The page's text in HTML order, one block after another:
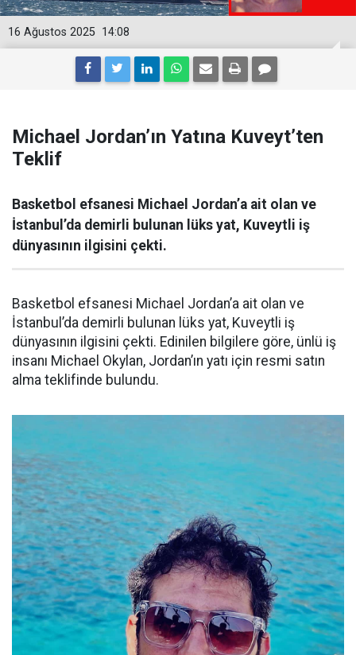
14:08
16 Ağustos 2025
Michael Jordan’ın Yatına Kuveyt’ten
Teklif
Basketbol efsanesi Michael Jordan’a ait olan ve
İstanbul’da demirli bulunan lüks yat, Kuveytli iş
dünyasının ilgisini çekti.
Basketbol efsanesi Michael Jordan’a ait olan ve
İstanbul’da demirli bulunan lüks yat, Kuveytli iş
dünyasının ilgisini çekti. Edinilen bilgilere göre, ünlü iş
insanı Michael Okylan, Jordan’ın yatı için resmi satın
alma teklifinde bulundu.